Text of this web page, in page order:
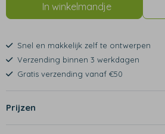
In winkelmandje
Snel en makkelijk zelf te ontwerpen
Verzending binnen 3 werkdagen
Gratis verzending vanaf €50
Prijzen